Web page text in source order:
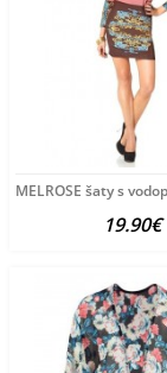
MELROSE šaty s
19.90€